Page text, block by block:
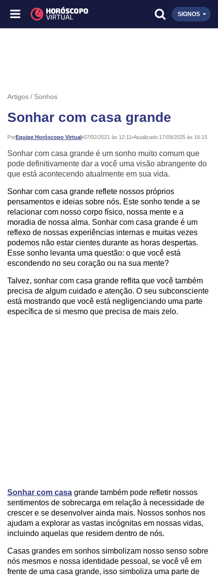
SIGNOS
Artigos Sonhos
Sonhar com casa grande
PorEquipe Horóscopo Virtual•
Publicado: 07/02/2021 às 12:11•Atualizado:17/09/2025 às 16:15
Sonhar com casa grande é um sonho muito comum que
pode definitivamente dar a você uma visão abrangente do
que está acontecendo atualmente em sua vida.
Sonhar com casa grande reflete nossos próprios
pensamentos e ideias sobre nós. Este sonho tende a se
relacionar com nosso corpo físico, nossa mente e a
moradia de nossa alma. Sonhar com casa grande é um
reflexo de nossas experiências internas e muitas vezes
podemos não estar cientes durante as horas despertas.
Esse sonho levanta uma questão: o que você está
escondendo no seu coração ou na sua mente?
Talvez, sonhar com casa grande reflita que você também
precisa de algum cuidado e atenção. O seu subconsciente
está mostrando que você está negligenciando uma parte
específica de si mesmo que precisa de mais zelo.
Sonhar com casa grande também pode refletir nossos
sentimentos de sobrecarga em relação à necessidade de
crescer e se desenvolver ainda mais. Nossos sonhos nos
ajudam a explorar as vastas incógnitas em nossas vidas,
incluindo aquelas que residem dentro de nós.
Casas grandes em sonhos simbolizam nosso senso sobre
nós mesmos e nossa identidade pessoal, se você vê em
frente de uma casa grande, isso simboliza uma parte de